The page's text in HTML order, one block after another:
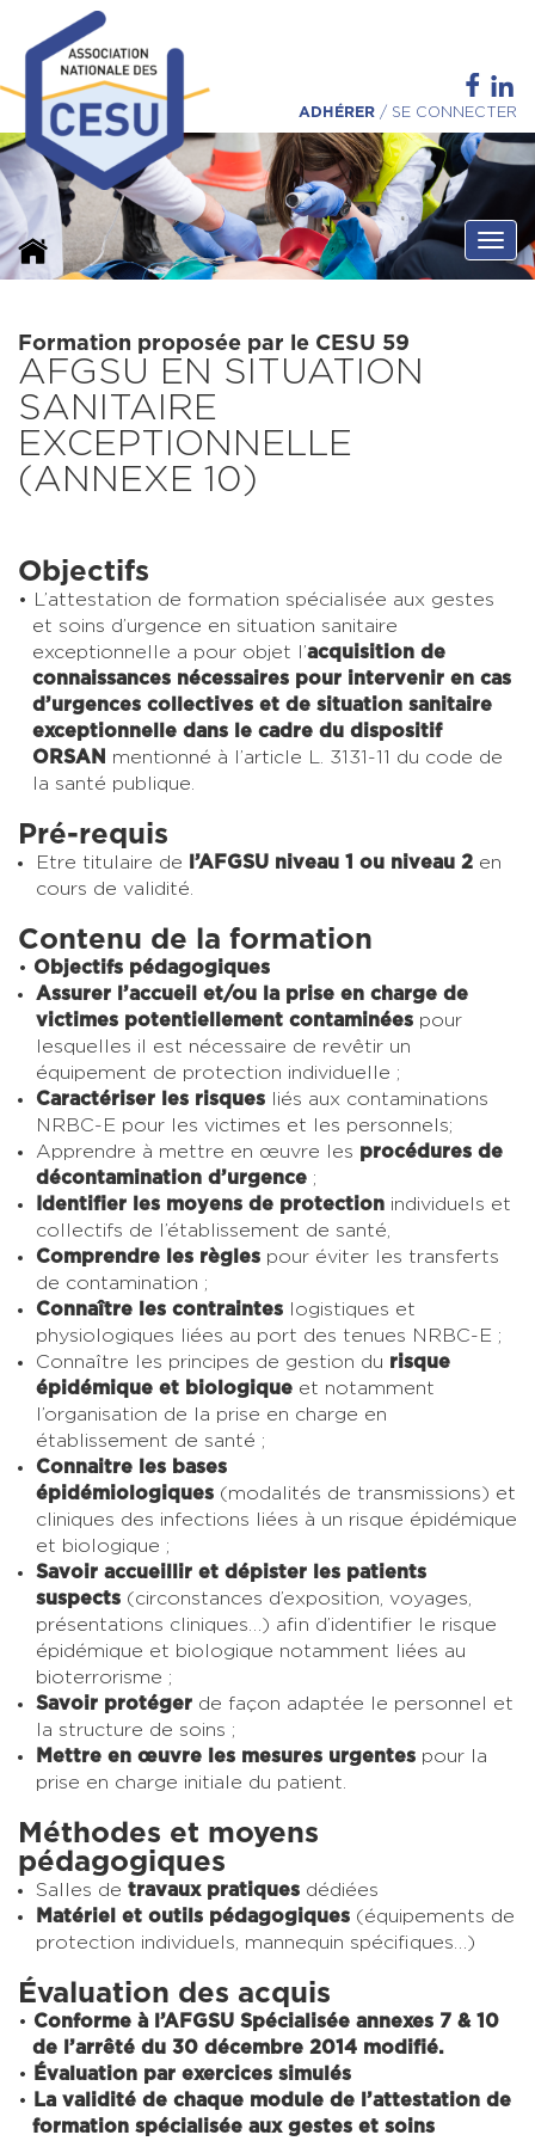
ADHÉRER / SE CONNECTER
Formation proposée par le CESU 59
AFGSU EN SITUATION
SANITAIRE
EXCEPTIONNELLE
(ANNEXE 10)
Objectifs
L’attestation de formation spécialisée aux gestes
et soins d’urgence en situation sanitaire
exceptionnelle a pour objet l’acquisition de
connaissances nécessaires pour intervenir en cas
d’urgences collectives et de situation sanitaire
exceptionnelle dans le cadre du dispositif
ORSAN
mentionné à l’article L. 3131-11 du code de
la santé publique.
Pré-requis
Etre titulaire de l’AFGSU niveau 1 ou niveau 2 en
cours de validité.
Contenu de la formation
Objectifs pédagogiques
Assurer l’accueil et/ou la prise en charge de
victimes potentiellement contaminées pour
lesquelles il est nécessaire de revêtir un
équipement de protection individuelle ;
Caractériser les risques liés aux contaminations
NRBC-E pour les victimes et les personnels;
Apprendre à mettre en œuvre les procédures de
décontamination d’urgence ;
Identifier les moyens de protection individuels et
collectifs de l’établissement de santé,
Comprendre les règles pour éviter les transferts
de contamination ;
Connaître les contraintes logistiques et
physiologiques liées au port des tenues NRBC-E ;
Connaître les principes de gestion du risque
épidémique et biologique et notamment
l’organisation de la prise en charge en
établissement de santé ;
Connaitre les bases
épidémiologiques (modalités de transmissions) et
cliniques des infections liées à un risque épidémique
et biologique ;
Savoir accueillir et dépister les patients
suspects (circonstances d’exposition, voyages,
présentations cliniques…) afin d’identifier le risque
épidémique et biologique notamment liées au
bioterrorisme ;
Savoir protéger de façon adaptée le personnel et
la structure de soins ;
Mettre en œuvre les mesures urgentes pour la
prise en charge initiale du patient.
Méthodes et moyens
pédagogiques
Salles de travaux pratiques dédiées
Matériel et outils pédagogiques (équipements de
protection individuels, mannequin spécifiques…)
Évaluation des acquis
Conforme à l’AFGSU Spécialisée annexes 7 & 10
de l’arrêté du 30 décembre 2014 modifié.
Évaluation par exercices simulés
La validité de chaque module de l’attestation de
formation spécialisée aux gestes et soins